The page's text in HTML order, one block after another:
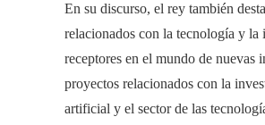
En su discurso, el rey también
relacionados con la tecnología y la
receptores en el mundo de nuevas
proyectos relacionados con la
artificial y el sector de las